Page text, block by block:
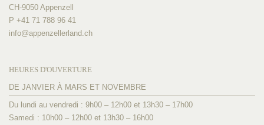
CH-9050 Appenzell
P +41 71 788 96 41
info@appenzellerland.ch
HEURES D'OUVERTURE
DE JANVIER À MARS ET NOVEMBRE
Du lundi au vendredi : 9h00 – 12h00 et 13h30 – 17h00
Samedi : 10h00 – 12h00 et 13h30 – 16h00